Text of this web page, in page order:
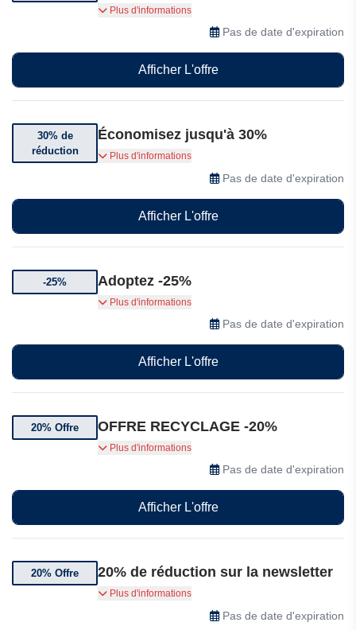
Achetez 2 brumes et obtenez la 3e à -50%
Plus d'informations
Pas de date d'expiration
Afficher L'offre
30% de
réduction
Économisez jusqu'à 30%
30% de réduction chez Adopt sélectionné
Plus d'informations
Pas de date d'expiration
Afficher L'offre
-25% Adoptez -25%
Bénéficiez de 25% de réduction sur les coffrets
Plus d'informations
Pas de date d'expiration
Afficher L'offre
20% Offre OFFRE RECYCLAGE -20%
Rapportez vos flacons de parfum vides et vos
emballages de produits de soin et de maquillage
en magasin et bénéficiez de 20% de réduction
Plus d'informations
Pas de date d'expiration
Afficher L'offre
20% Offre 20% de réduction sur la newsletter
Abonnez-vous et bénéficiez de 20% de
réduction sur votre première commande
Plus d'informations
Pas de date d'expiration